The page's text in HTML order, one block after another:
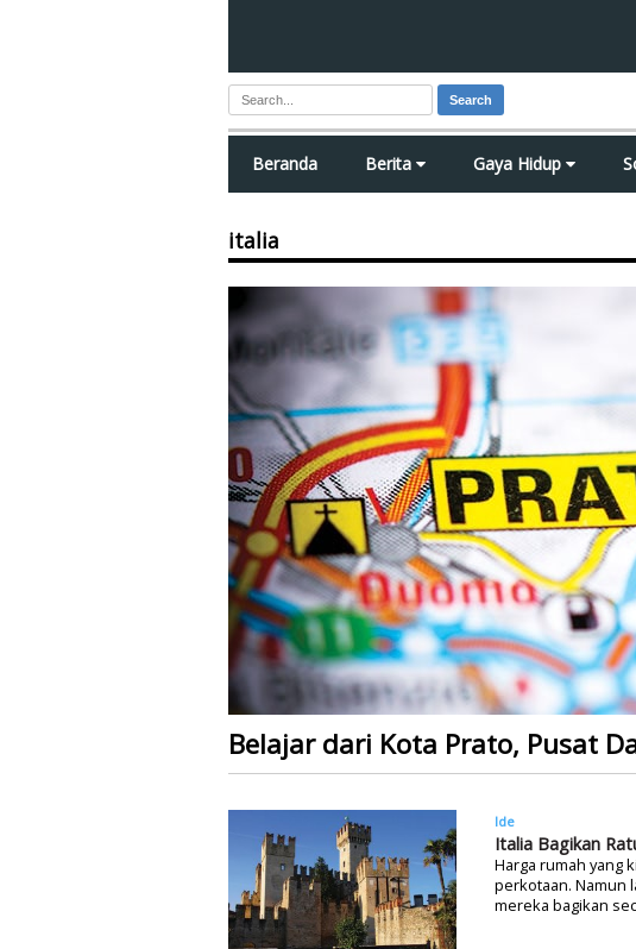
Search
Beranda Berita Gaya Hidup
italia
Belajar dari Kota Prato, Pusat
Ide
Italia Bagikan
Harga rumah yang
perkotaan. Namun
mereka bagikan